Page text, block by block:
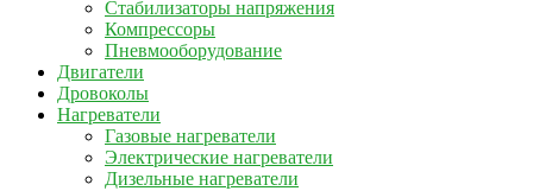
Стабилизаторы напряжения
Компрессоры
Пневмооборудование
Двигатели
Дровоколы
Нагреватели
Газовые нагреватели
Электрические нагреватели
Дизельные нагреватели